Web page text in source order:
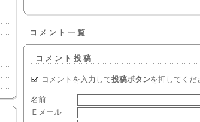
コメント一覧
コメント投稿
コメントを入力して投稿ボタンを押してくだ
名前
Ｅメール